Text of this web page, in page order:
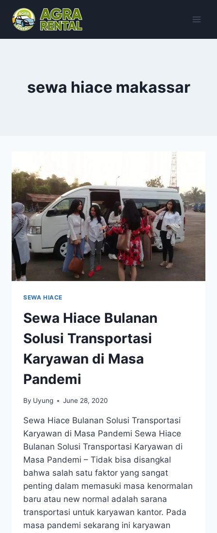
content
sewa hiace makassar
SEWA HIACE
Sewa Hiace Bulanan
Solusi Transportasi
Karyawan di Masa
Pandemi
By Uyung June 28, 2020
Sewa Hiace Bulanan Solusi Transportasi
Karyawan di Masa Pandemi Sewa Hiace
Bulanan Solusi Transportasi Karyawan di
Masa Pandemi – Tidak bisa disangkal
bahwa salah satu faktor yang sangat
penting dalam memasuki masa kenormalan
baru atau new normal adalah sarana
transportasi untuk karyawan kantor. Pada
masa pandemi sekarang ini karyawan